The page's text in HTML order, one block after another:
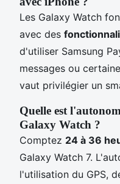
Les Galaxy Watch
avec des
d'utiliser Samsung
messages ou
vaut privilégier un
Quelle est
Galaxy Watch ?
Comptez 24 à 36
Galaxy Watch 7.
l'utilisation du GPS,